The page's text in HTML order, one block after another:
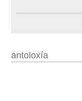
antoloxía